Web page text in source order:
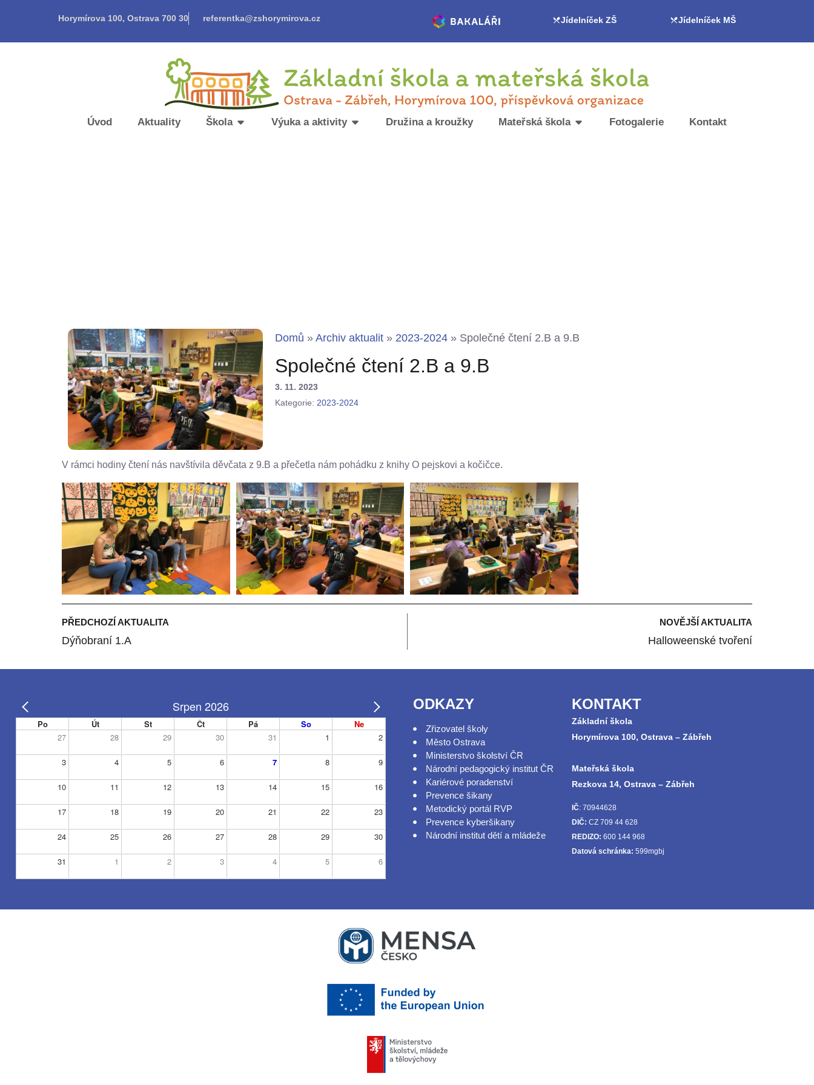
Horymírova 100, Ostrava 700 30 referentka@zshorymirova.cz Jídelníček ZŠ Jídelníček MŠ
Úvod Aktuality Škola Výuka a aktivity Družina a kroužky Mateřská škola Fotogalerie Kontakt
Domů » Archiv aktualit » 2023-2024 » Společné čtení 2.B a 9.B
Společné čtení 2.B a 9.B
3. 11. 2023
Kategorie: 2023-2024
V rámci hodiny čtení nás navštívila děvčata z 9.B a přečetla nám pohádku z knihy O pejskovi a kočičce.
PŘEDCHOZÍ AKTUALITA
Dýňobraní 1.A
NOVĚJŠÍ AKTUALITA
Halloweenské tvoření
Srpen 2026
Po Út St Čt Pá So
Ne
27
28 29 30 31 1 2
3 4 5 6 7 8 9
10 11 12 13 14 15 16
17 18 19 20 21 22 23
24 25 26 27 28 29 30
31 1 2 3 4 5 6
ODKAZY
Zřizovatel školy
Město Ostrava
Ministerstvo školství ČR
Národní pedagogický institut ČR
Kariérové poradenství
Prevence šikany
Metodický portál RVP
Prevence kyberšikany
Národní institut dětí a mládeže
KONTAKT
Základní škola
Horymírova 100, Ostrava – Zábřeh
Mateřská škola
Rezkova 14, Ostrava – Zábřeh
IČ: 70944628
DIČ: CZ 709 44 628
REDIZO: 600 144 968
Datová schránka: 599mgbj